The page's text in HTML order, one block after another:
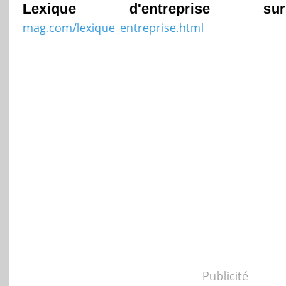
Lexique d'entreprise sur
mag.com/lexique_entreprise.html
Publicité